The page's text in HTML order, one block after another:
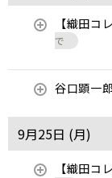
【織田コ
で
谷口顕一
9月25日 (月)
【織田コ